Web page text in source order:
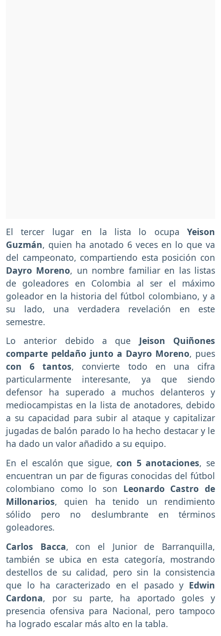
El tercer lugar en la lista lo ocupa Yeison
Guzmán, quien ha anotado 6 veces en lo que va
del campeonato, compartiendo esta posición con
Dayro Moreno, un nombre familiar en las listas
de goleadores en Colombia al ser el máximo
goleador en la historia del fútbol colombiano, y a
su lado, una verdadera revelación en este
semestre.
Lo anterior debido a que Jeison Quiñones
comparte peldaño junto a Dayro Moreno, pues
con 6 tantos, convierte todo en una cifra
particularmente interesante, ya que siendo
defensor ha superado a muchos delanteros y
mediocampistas en la lista de anotadores, debido
a su capacidad para subir al ataque y capitalizar
jugadas de balón parado lo ha hecho destacar y le
ha dado un valor añadido a su equipo.
En el escalón que sigue,con 5 anotaciones, se
encuentran un par de figuras conocidas del fútbol
colombiano como lo son Leonardo Castro de
Millonarios, quien ha tenido un rendimiento
sólido pero no deslumbrante en términos
goleadores.
Carlos Bacca, con el Junior de Barranquilla,
también se ubica en esta categoría, mostrando
destellos de su calidad, pero sin la consistencia
que lo ha caracterizado en el pasado y Edwin
Cardona, por su parte, ha aportado goles y
presencia ofensiva para Nacional, pero tampoco
ha logrado escalar más alto en la tabla.